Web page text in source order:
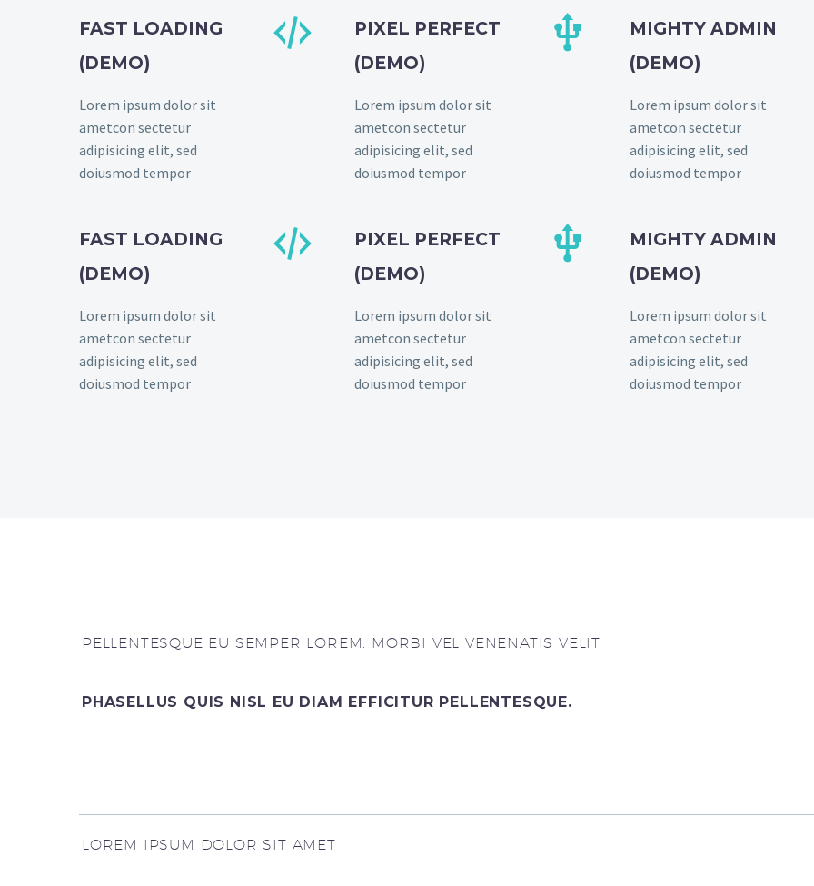
FAST LOADING
(DEMO)
Lorem ipsum dolor sit
ametcon sectetur
adipisicing elit, sed
doiusmod tempor


PIXEL PERFECT
(DEMO)
Lorem ipsum dolor sit
ametcon sectetur
adipisicing elit, sed
doiusmod tempor


MIGHTY ADMIN
(DEMO)
Lorem ipsum dolor sit
ametcon sectetur
adipisicing elit, sed
doiusmod tempor
FAST LOADING
(DEMO)
Lorem ipsum dolor sit
ametcon sectetur
adipisicing elit, sed
doiusmod tempor


PIXEL PERFECT
(DEMO)
Lorem ipsum dolor sit
ametcon sectetur
adipisicing elit, sed
doiusmod tempor


MIGHTY ADMIN
(DEMO)
Lorem ipsum dolor sit
ametcon sectetur
adipisicing elit, sed
doiusmod tempor
PELLENTESQUE EU SEMPER LOREM. MORBI VEL VENENATIS VELIT.
PHASELLUS QUIS NISL EU DIAM EFFICITUR PELLENTESQUE.
LOREM IPSUM DOLOR SIT AMET